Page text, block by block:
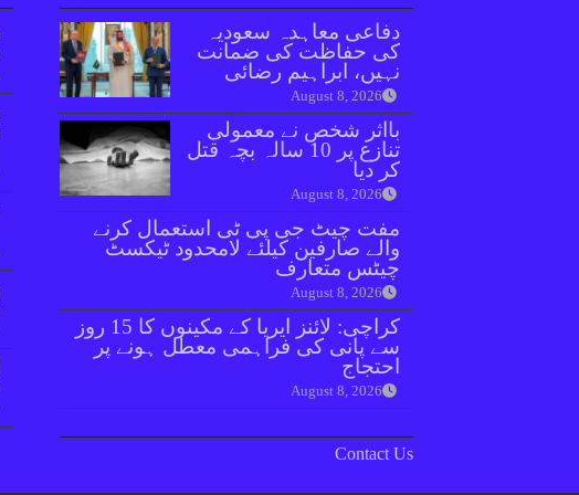
دفاعی معاہدہ سعودیہ
کی حفاظت کی ضمانت
نہیں، ابراہیم رضائی
August 8, 2026
بااثر شخص نے معمولی
تنازع پر 10 سالہ بچہ قتل
کر دیا
August 8, 2026
مفت چیٹ جی پی ٹی استعمال کرنے
والے صارفین کیلئے لامحدود ٹیکسٹ
چیٹس متعارف
August 8, 2026
کراچی: لائنز ایریا کے مکینوں کا 15 روز
سے پانی کی فراہمی معطل ہونے پر
احتجاج
August 8, 2026
Contact Us